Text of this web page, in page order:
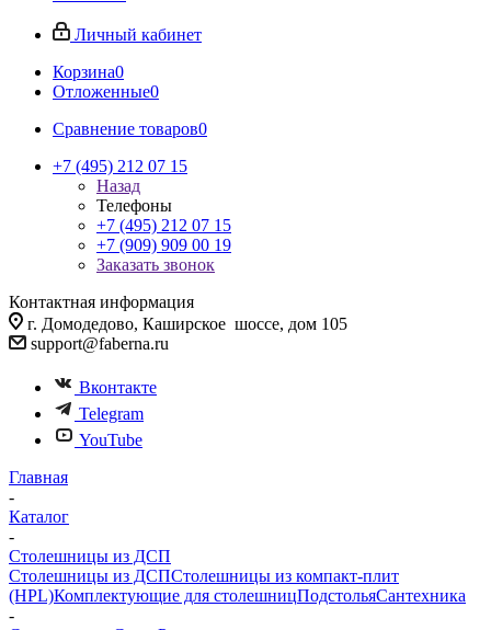
Личный кабинет
Корзина0
Отложенные0
Сравнение товаров0
+7 (495) 212 07 15
Назад
Телефоны
+7 (495) 212 07 15
+7 (909) 909 00 19
Заказать звонок
Контактная информация
г. Домодедово, Каширское шоссе, дом 105
support@faberna.ru
Вконтакте
Telegram
YouTube
Главная
-
Каталог
-
Столешницы из ДСП
Столешницы из ДСПСтолешницы из компакт-плит
(HPL)Комплектующие для столешницПодстольяСантехника
-